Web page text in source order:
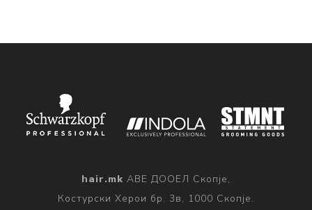
hair.mk АВЕ ДООЕЛ Скопје,
Костурски Херои бр. 3в, 1000 Скопје.